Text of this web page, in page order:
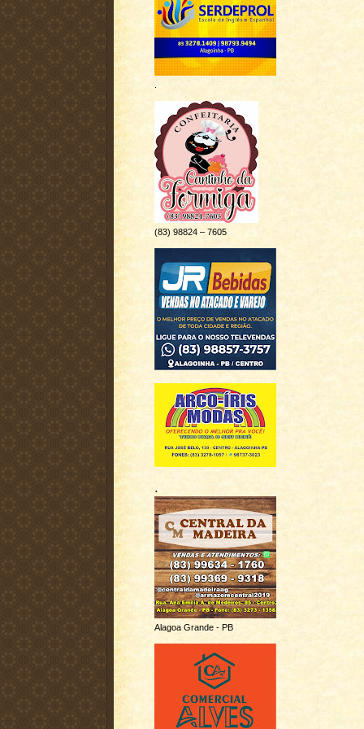
(83) 98824 – 7605
.
Alagoa Grande - PB